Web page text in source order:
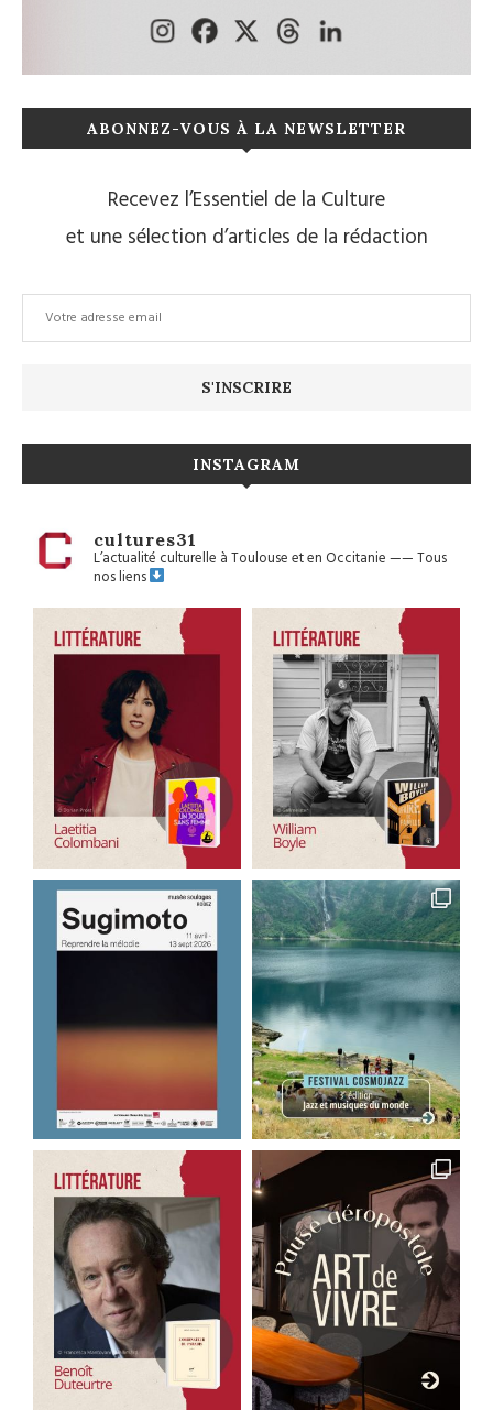
ABONNEZ-VOUS À LA NEWSLETTER
Recevez l’Essentiel de la Culture
et une sélection d’articles de la rédaction
INSTAGRAM
cultures31
L’actualité culturelle à Toulouse et en Occitanie——Tous
nos liens